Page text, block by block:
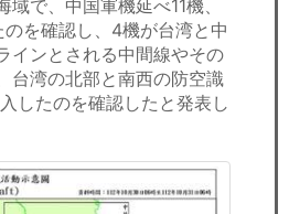
で、中国軍機延べ11機、
を確認し、4機が台湾と中
インとされる中間線やその
台湾の北部と南西の防空識
したのを確認したと発表し